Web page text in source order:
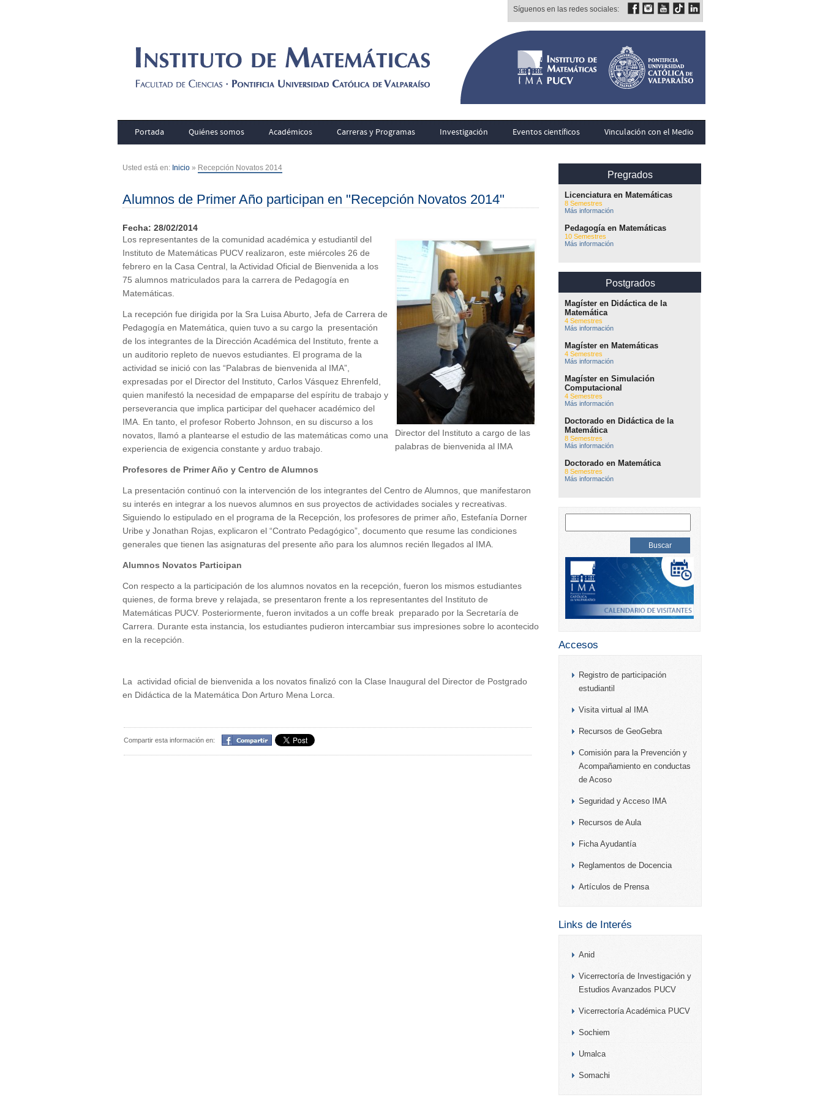
Síguenos en las redes sociales:
Portada Quiénes somos Académicos Carreras y Programas Investigación Eventos científicos Vinculación con el Medio
Usted está en: Inicio » Recepción Novatos 2014
Alumnos de Primer Año participan en "Recepción Novatos 2014"
Fecha: 28/02/2014
Director del Instituto a cargo de las
palabras de bienvenida al IMA
Los representantes de la comunidad académica y estudiantil del
Instituto de Matemáticas PUCV realizaron, este miércoles 26 de
febrero en la Casa Central, la Actividad Oficial de Bienvenida a los
75 alumnos matriculados para la carrera de Pedagogía en
Matemáticas.
La recepción fue dirigida por la Sra Luisa Aburto, Jefa de Carrera de
Pedagogía en Matemática, quien tuvo a su cargo la presentación
de los integrantes de la Dirección Académica del Instituto, frente a
un auditorio repleto de nuevos estudiantes. El programa de la
actividad se inició con las “Palabras de bienvenida al IMA”,
expresadas por el Director del Instituto, Carlos Vásquez Ehrenfeld,
quien manifestó la necesidad de empaparse del espíritu de trabajo y
perseverancia que implica participar del quehacer académico del
IMA. En tanto, el profesor Roberto Johnson, en su discurso a los
novatos, llamó a plantearse el estudio de las matemáticas como una
experiencia de exigencia constante y arduo trabajo.
Profesores de Primer Año y Centro de Alumnos
La presentación continuó con la intervención de los integrantes del Centro de Alumnos, que manifestaron
su interés en integrar a los nuevos alumnos en sus proyectos de actividades sociales y recreativas.
Siguiendo lo estipulado en el programa de la Recepción, los profesores de primer año, Estefanía Dorner
Uribe y Jonathan Rojas, explicaron el “Contrato Pedagógico”, documento que resume las condiciones
generales que tienen las asignaturas del presente año para los alumnos recién llegados al IMA.
Alumnos Novatos Participan
Con respecto a la participación de los alumnos novatos en la recepción, fueron los mismos estudiantes
quienes, de forma breve y relajada, se presentaron frente a los representantes del Instituto de
Matemáticas PUCV. Posteriormente, fueron invitados a un coffe break preparado por la Secretaría de
Carrera. Durante esta instancia, los estudiantes pudieron intercambiar sus impresiones sobre lo acontecido
en la recepción.
La actividad oficial de bienvenida a los novatos finalizó con la Clase Inaugural del Director de Postgrado
en Didáctica de la Matemática Don Arturo Mena Lorca.
Compartir esta información en: Compartir
Pregrados
Licenciatura en Matemáticas
8 Semestres
Más información
Pedagogía en Matemáticas
10 Semestres
Más información
Postgrados
Magíster en Didáctica de la
Matemática
4 Semestres
Más información
Magíster en Matemáticas
4 Semestres
Más información
Magíster en Simulación
Computacional
4 Semestres
Más información
Doctorado en Didáctica de la
Matemática
8 Semestres
Más información
Doctorado en Matemática
8 Semestres
Más información
Accesos
Registro de participación
estudiantil
Visita virtual al IMA
Recursos de GeoGebra
Comisión para la Prevención y
Acompañamiento en conductas
de Acoso
Seguridad y Acceso IMA
Recursos de Aula
Ficha Ayudantía
Reglamentos de Docencia
Artículos de Prensa
Links de Interés
Anid
Vicerrectoría de Investigación y
Estudios Avanzados PUCV
Vicerrectoría Académica PUCV
Sochiem
Umalca
Somachi